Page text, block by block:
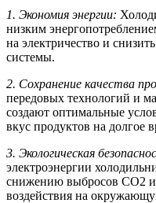
1. Экономия энергии:
низким
на электричество и
системы.
2. Сохранение качества
передовых технологий и
создают оптимальные
вкус продуктов на долгое
3. Экологическая
электроэнергии
снижению выбросов CO2
воздействия на